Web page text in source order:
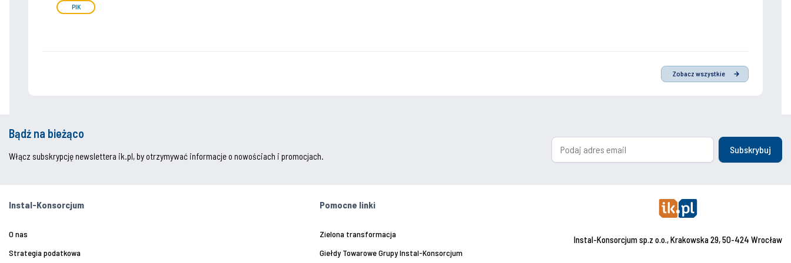
PIK
Zobacz wszystkie
Bądź na bieżąco
Włącz subskrypcję newslettera ik.pl, by otrzymywać informacje o nowościach i promocjach.
Subskrybuj
Instal-Konsorcjum
O nas
Strategia podatkowa
Pomocne linki
Zielona transformacja
Giełdy Towarowe Grupy Instal-Konsorcjum
Instal-Konsorcjum sp.z o.o., Krakowska 29, 50-424 Wrocław